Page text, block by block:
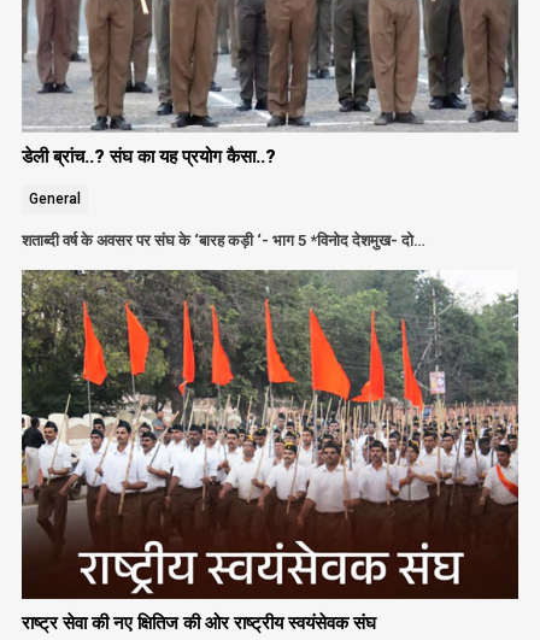
डेली ब्रांच..? संघ का यह प्रयोग कैसा..?
General
शताब्दी वर्ष के अवसर पर संघ के ‘बारह कड़ी ‘- भाग 5 *विनोद देशमुख- दो…
राष्ट्र सेवा की नए क्षितिज की ओर राष्ट्रीय स्वयंसेवक संघ